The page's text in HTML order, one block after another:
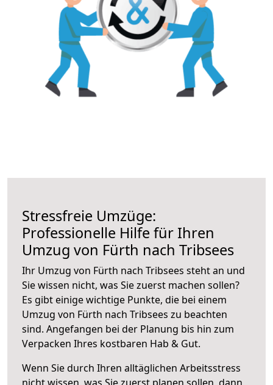
Stressfreie Umzüge:
Professionelle Hilfe für Ihren
Umzug von Fürth nach Tribsees
Ihr Umzug von Fürth nach Tribsees steht an und
Sie wissen nicht, was Sie zuerst machen sollen?
Es gibt einige wichtige Punkte, die bei einem
Umzug von Fürth nach Tribsees zu beachten
sind. Angefangen bei der Planung bis hin zum
Verpacken Ihres kostbaren Hab & Gut.
Wenn Sie durch Ihren alltäglichen Arbeitsstress